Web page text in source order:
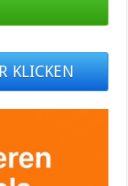
KLICKEN